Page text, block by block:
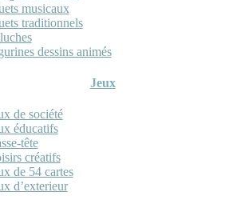
musicaux
traditionnels
dessins animés
Jeux
de société
éducatifs
tête
créatifs
de 54 cartes
d’exterieur